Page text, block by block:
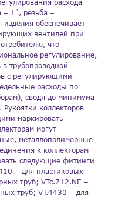
расхода
– 1", резьба –
обеспечивает
вентилей при
что
регулирование,
трубопроводной
с регулирующими
расходы по
сводя до минимума
коллекторов
маркировать
могут
металлополимерные
к коллекторам
следующие фитинги
– для пластиковых
труб; VTc.712.NE –
труб; VT.4430 – для